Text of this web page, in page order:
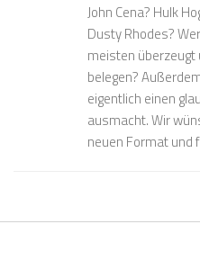
John Cena? Hulk
Dusty Rhodes?
meisten überzeugt
belegen?
eigentlich einen
ausmacht. Wir
neuen Format und